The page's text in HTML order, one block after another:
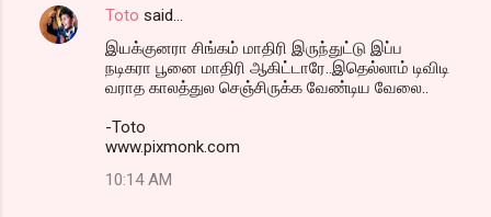
Toto said…
இய‌க்குன‌ரா சிங்க‌ம் மாதிரி இருந்துட்டு இப்ப‌
ந‌டிக‌ரா பூனை மாதிரி ஆகிட்டாரே..இதெல்லாம் டிவிடி
வ‌ராத‌ கால‌த்துல‌ செஞ்சிருக்க‌ வேண்டிய‌ வேலை..
-Toto
www.pixmonk.com
10:14 AM